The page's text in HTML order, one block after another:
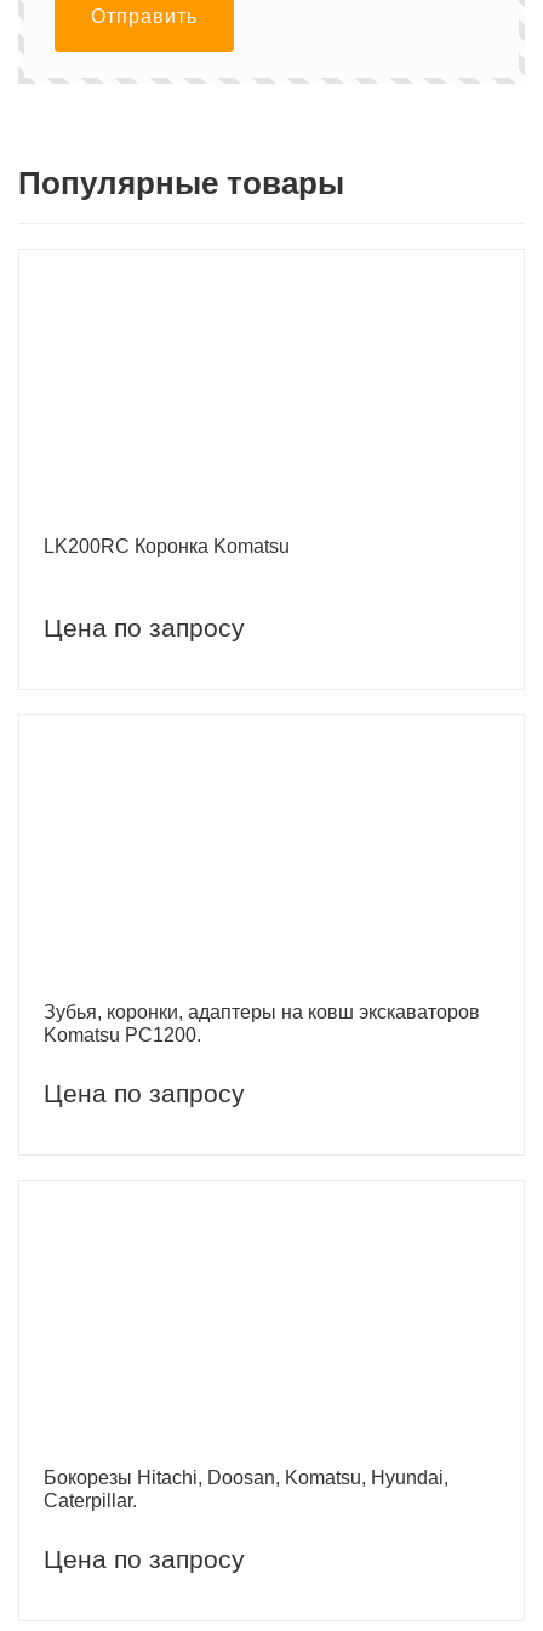
Отправить
Популярные товары
LK200RC Коронка Komatsu
Цена по запросу
Зубья, коронки, адаптеры на ковш экскаваторов
Komatsu PC1200.
Цена по запросу
Бокорезы Hitachi, Doosan, Komatsu, Hyundai,
Caterpillar.
Цена по запросу